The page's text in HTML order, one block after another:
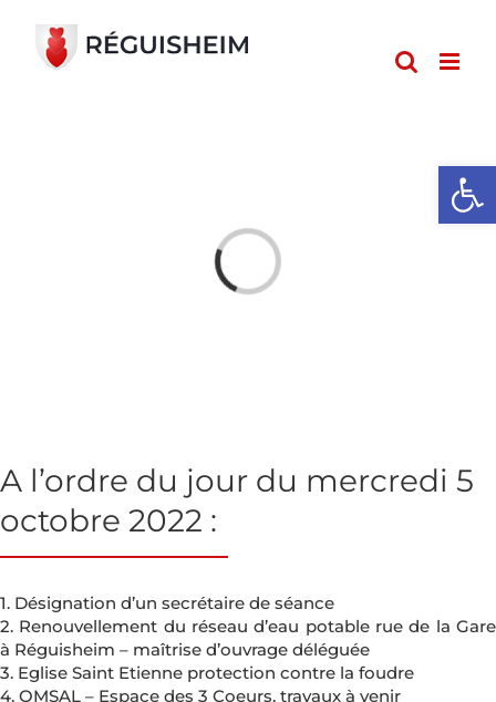
Loading...
A l’ordre du jour du mercredi 5
octobre 2022 :
1. Désignation d’un secrétaire de séance
2. Renouvellement du réseau d’eau potable rue de la Gare
à Réguisheim – maîtrise d’ouvrage déléguée
3. Eglise Saint Etienne protection contre la foudre
4. OMSAL – Espace des 3 Coeurs, travaux à venir
Ouvrir